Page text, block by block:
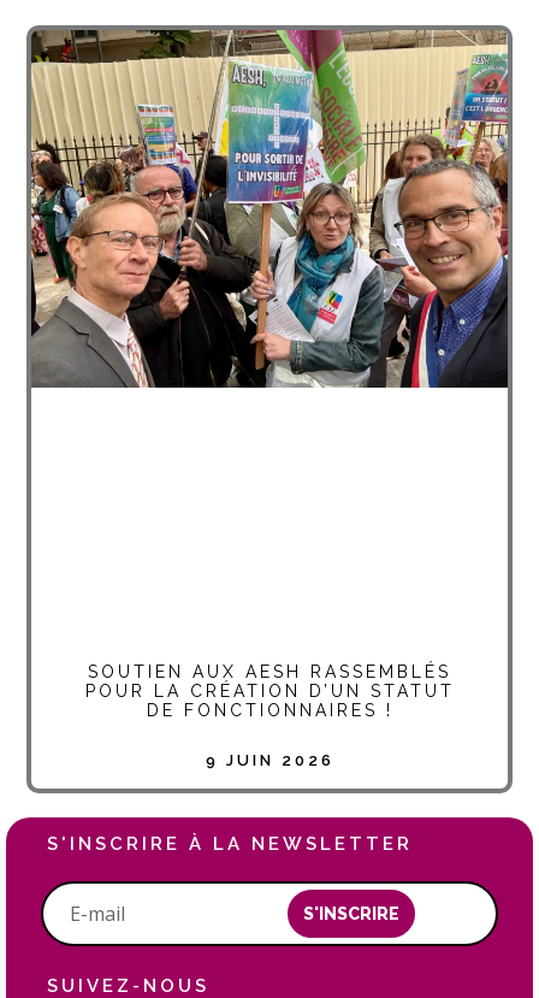
SOUTIEN AUX AESH RASSEMBLÉS
POUR LA CRÉATION D’UN STATUT
DE FONCTIONNAIRES !
9 JUIN 2026
S'INSCRIRE À LA NEWSLETTER
S'INSCRIRE
SUIVEZ-NOUS